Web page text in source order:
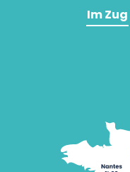
Im Zug